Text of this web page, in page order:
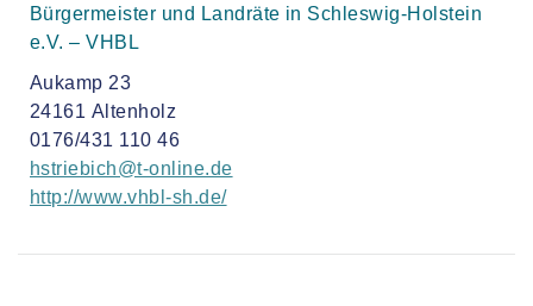
Bürgermeister und Landräte in Schleswig-Holstein
e.V. – VHBL
Aukamp 23
24161 Altenholz
0176/431 110 46
hstriebich@t-online.de
http://www.vhbl-sh.de/